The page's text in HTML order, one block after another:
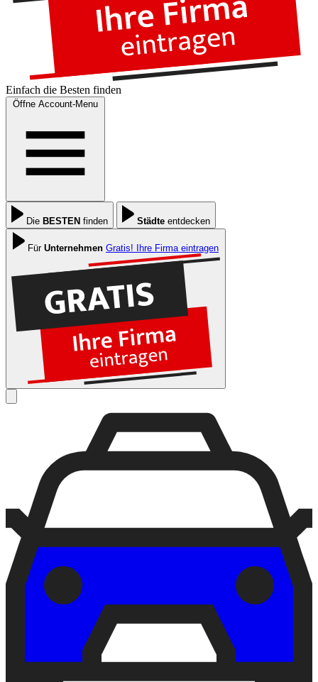
Einfach die Besten finden
Öffne Account-Menu
Die BESTEN finden Städte entdecken
Für Unternehmen Gratis! Ihre Firma eintragen